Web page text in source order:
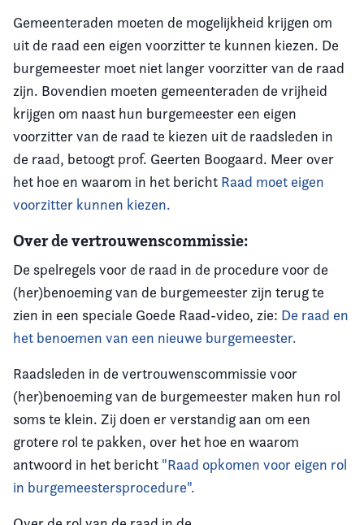
Gemeenteraden moeten de mogelijkheid krijgen om
uit de raad een eigen voorzitter te kunnen kiezen. De
burgemeester moet niet langer voorzitter van de raad
zijn. Bovendien moeten gemeenteraden de vrijheid
krijgen om naast hun burgemeester een eigen
voorzitter van de raad te kiezen uit de raadsleden in
de raad, betoogt prof. Geerten Boogaard. Meer over
het hoe en waarom in het bericht Raad moet eigen
voorzitter kunnen kiezen.
Over de vertrouwenscommissie:
De spelregels voor de raad in de procedure voor de
(her)benoeming van de burgemeester zijn terug te
zien in een speciale Goede Raad-video, zie: De raad en
het benoemen van een nieuwe burgemeester.
Raadsleden in de vertrouwenscommissie voor
(her)benoeming van de burgemeester maken hun rol
soms te klein. Zij doen er verstandig aan om een
grotere rol te pakken, over het hoe en waarom
antwoord in het bericht "Raad opkomen voor eigen rol
in burgemeestersprocedure".